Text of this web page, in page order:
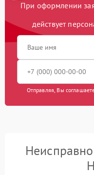
При оформлении
действует
Отправляя, Вы